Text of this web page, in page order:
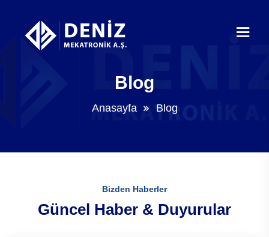
Blog
Anasayfa Blog
Bizden Haberler
Güncel Haber & Duyurular